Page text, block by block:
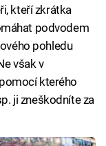
kteří zkrátka
podvodem
pohledu
však v
kterého
ji zneškodníte za